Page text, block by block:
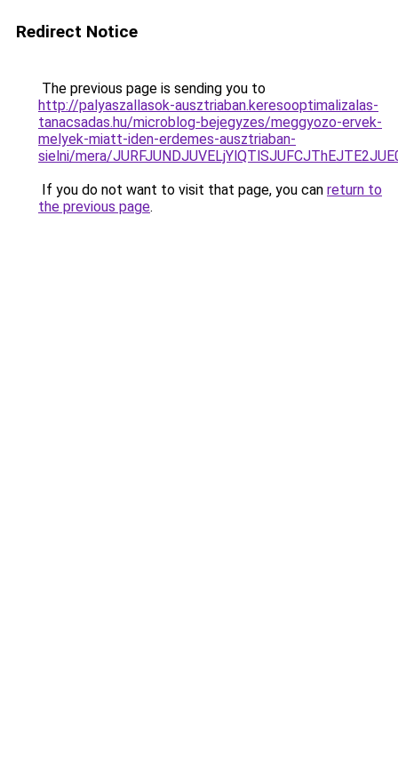
Redirect Notice
The previous page is sending you to
http://palyaszallasok-ausztriaban.keresooptimalizalas-
tanacsadas.hu/microblog-bejegyzes/meggyozo-ervek-
melyek-miatt-iden-erdemes-ausztriaban-
sielni/mera/
If you do not want to visit that page, you can return to
the previous page.